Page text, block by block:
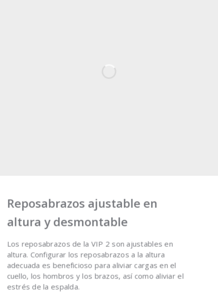
Reposabrazos ajustable en
altura y desmontable
Los reposabrazos de la VIP 2 son ajustables en
altura. Configurar los reposabrazos a la altura
adecuada es beneficioso para aliviar cargas en el
cuello, los hombros y los brazos, así como aliviar el
estrés de la espalda.